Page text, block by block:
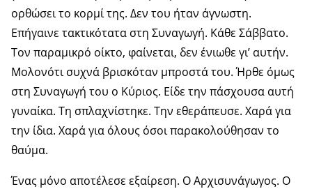
ορθώσει το κορμί της. Δεν του ήταν άγνωστη.
Επήγαινε τακτικότατα στη Συναγωγή. Κάθε Σάββατο.
Τον παραμικρό οίκτο, φαίνεται, δεν ένιωθε γι’ αυτήν.
Μολονότι συχνά βρισκόταν μπροστά του. Ήρθε όμως
στη Συναγωγή του ο Κύριος. Είδε την πάσχουσα αυτή
γυναίκα. Τη σπλαχνίστηκε. Την εθεράπευσε. Χαρά για
την ίδια. Χαρά για όλους όσοι παρακολούθησαν το
θαύμα.
Ένας μόνο αποτέλεσε εξαίρεση. Ο Αρχισυνάγωγος. Ο